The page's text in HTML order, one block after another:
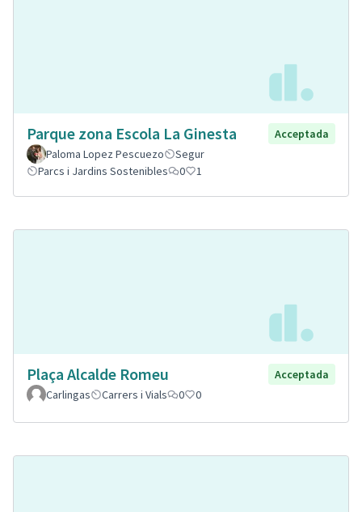
Parque zona Escola La Ginesta
Acceptada
Paloma Lopez Pescuezo
Segur
Parcs i Jardins Sostenibles
0 1
Plaça Alcalde Romeu
Acceptada
Carlingas
Carrers i Vials 0 0